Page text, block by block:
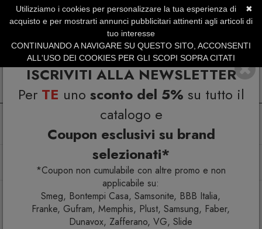
ISCRIVITI ALLA NEWSLETTER
Per TE uno sconto del 5% su tutto il
catalogo e
Coupon esclusivi su brand
selezionati*
*Coupon non cumulabile con altre promo e non
applicabile su:
Smeg, Bontempi Casa, Samsonite, BBB Italia,
Franke, Gufram, Memphis, Plust, Samsung, Faber,
Dunavox, Zafferano, VG, Slide
SERVIZIO CLIENTI +39.0773.470.562
SUMMER SALES | Fino al 31 Agosto
Arredo interno
Letto 120 Kentaro verticale a scomparsa
✖
Utilizziamo i cookies per personalizzare la tua esperienza di
acquisto e per mostrarti annunci pubblicitari attinenti agli articoli di
tuo interesse
CONTINUANDO A NAVIGARE SU QUESTO SITO, ACCONSENTI
ALL'USO DEI COOKIES PER GLI SCOPI SOPRA CITATI